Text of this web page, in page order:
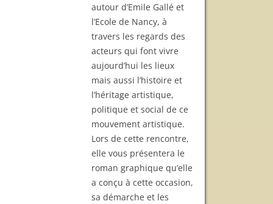
autour d’Emile Gallé et
l’Ecole de Nancy, à
travers les regards des
acteurs qui font vivre
aujourd’hui les lieux
mais aussi l’histoire et
l’héritage artistique,
politique et social de ce
mouvement artistique.
Lors de cette rencontre,
elle vous présentera le
roman graphique qu’elle
a conçu à cette occasion,
sa démarche et les